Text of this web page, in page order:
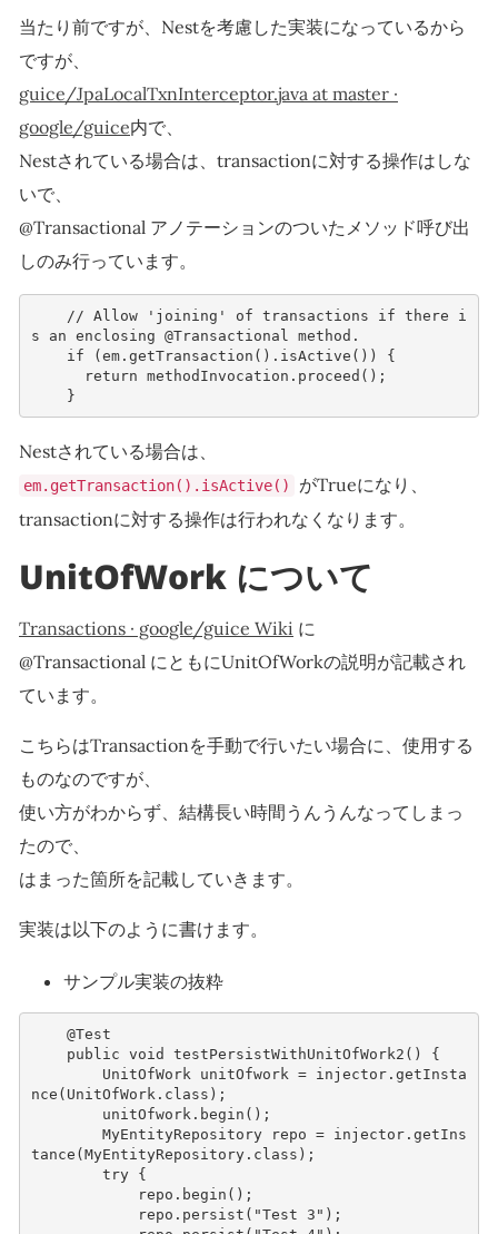
当たり前ですが、Nestを考慮した実装になっているから
ですが、
guice/JpaLocalTxnInterceptor.java at master ·
google/guice内で、
Nestされている場合は、transactionに対する操作はしな
いで、
@Transactional アノテーションのついたメソッド呼び出
しのみ行っています。
// Allow 'joining' of transactions if there i
s an enclosing @Transactional method.
if
(em. getTransaction (). isActive ())
{
return methodInvocation . proceed ();
}
Nestされている場合は、
em.getTransaction().isActive()
がTrueになり、
transactionに対する操作は行われなくなります。
UnitOfWork について
Transactions · google/guice Wiki に
@Transactional にともにUnitOfWorkの説明が記載され
ています。
こちらはTransactionを手動で行いたい場合に、使用する
ものなのですが、
使い方がわからず、結構長い時間うんうんなってしまっ
たので、
はまった箇所を記載していきます。
実装は以下のように書けます。
サンプル実装の抜粋
@Test
public void testPersistWithUnitOfWork2 ()
{
UnitOfWork
unitOfwork = injector. getInsta
nce ( UnitOfWork . class );
unitOfwork . begin ();
MyEntityRepository
repo = injector. getIns
tance (MyEntityRepository. class );
try
{
repo . begin ();
repo . persist ( "Test 3" );